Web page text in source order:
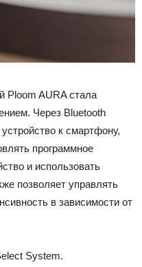
Ploom AURA стала
Через Bluetooth
к смартфону,
программное
и использовать
позволяет управлять
в зависимости от
System.